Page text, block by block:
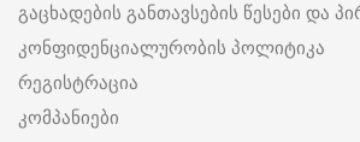
გაცხადების განთავსების წესები და
კონფიდენციალურობის პოლიტიკა
რეგისტრაცია
კომპანიები